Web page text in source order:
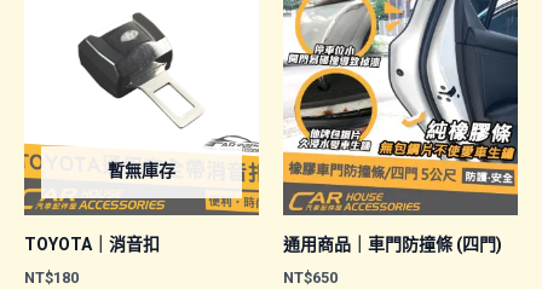
暫無庫存
TOYOTA｜消音扣
NT$180
通用商品｜車門防撞條 (四門)
NT$650